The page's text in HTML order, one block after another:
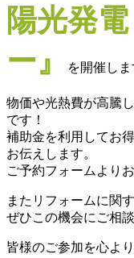
陽光発
ー』
を開催しま
物価や光熱費が高騰
です！
補助金を利用してお
お伝えします。
ご予約フォームより
またリフォームに関
ぜひこの機会にご相談
皆様のご参加を心よ